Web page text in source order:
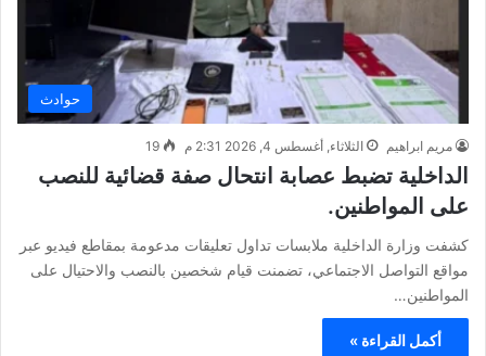
حوادث
مريم ابراهيم الثلاثاء, أغسطس 4, 2026 2:31 م 19
الداخلية تضبط عصابة انتحال صفة قضائية للنصب
على المواطنين.
كشفت وزارة الداخلية ملابسات تداول تعليقات مدعومة بمقاطع فيديو عبر
مواقع التواصل الاجتماعي، تضمنت قيام شخصين بالنصب والاحتيال على
المواطنين…
أكمل القراءة »